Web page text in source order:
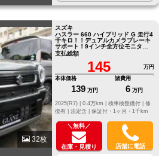
32枚
スズキ
ハスラー 660 ハイブリッド G 走行4
千キロ！！デュアルカメラブレーキ
サポート！9インチ全方位モニタ
ー！
支払総額
145
万円
本体価格
139 万円
諸費用
6 万円
修
復有 | 法定含 | 保証付・1ヶ月・1千km
＼無料／
在庫・見積り 店舗に電話